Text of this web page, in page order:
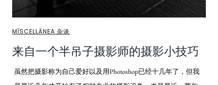
MĪSCELLĀNEA 杂谈
来自一个半吊子摄影师的摄影小技巧
虽然把摄影称为自己爱好以及用Photoshop已经十几年了，但我